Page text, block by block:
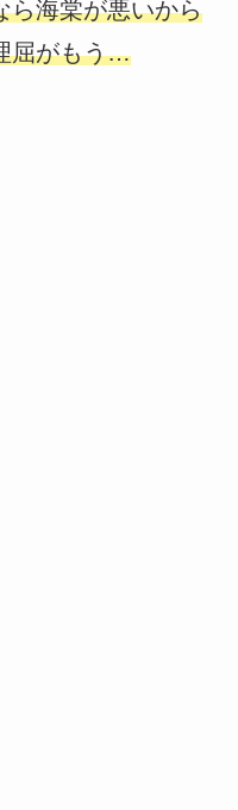
ら海棠が悪いから
屈がもう…